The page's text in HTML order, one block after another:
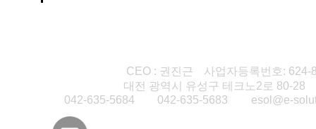
CEO : 권진근
사업자등록번호: 624-
대전 광역시 유성구 테크노2로 80-28
042-635-5684 042-635-5683 esol@e-